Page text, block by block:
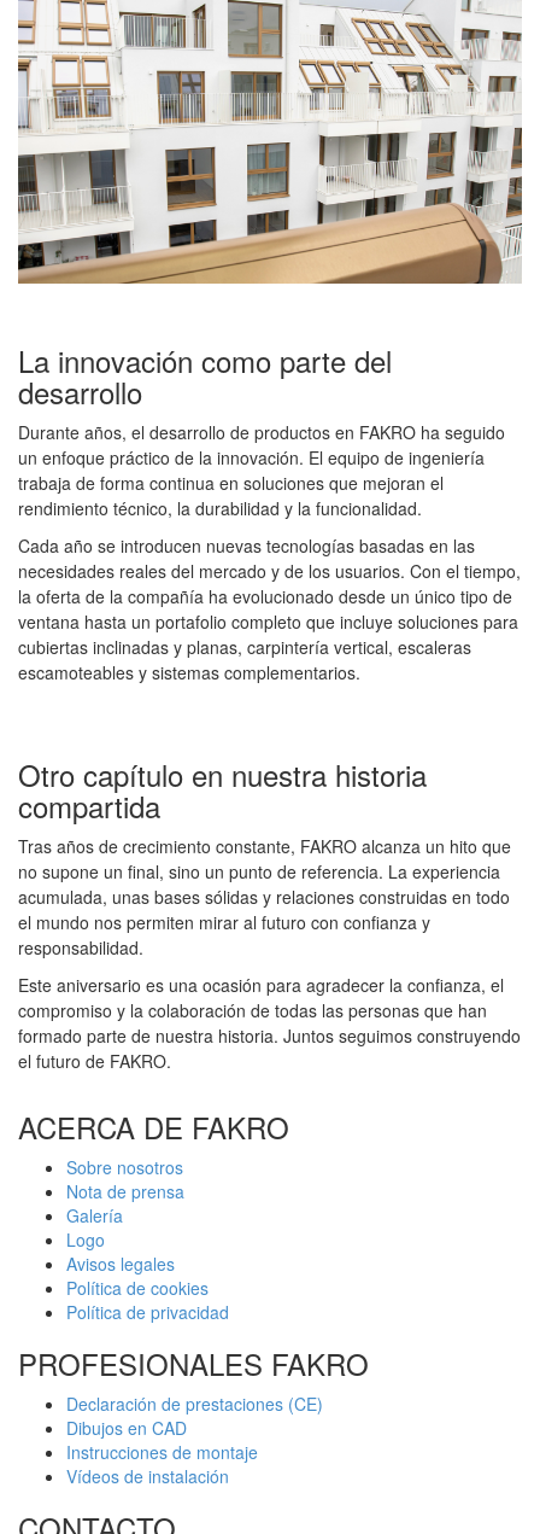
La innovación como parte del
desarrollo
Durante años, el desarrollo de productos en FAKRO ha seguido
un enfoque práctico de la innovación. El equipo de ingeniería
trabaja de forma continua en soluciones que mejoran el
rendimiento técnico, la durabilidad y la funcionalidad.
Cada año se introducen nuevas tecnologías basadas en las
necesidades reales del mercado y de los usuarios. Con el tiempo,
la oferta de la compañía ha evolucionado desde un único tipo de
ventana hasta un portafolio completo que incluye soluciones para
cubiertas inclinadas y planas, carpintería vertical, escaleras
escamoteables y sistemas complementarios.
Otro capítulo en nuestra historia
compartida
Tras años de crecimiento constante, FAKRO alcanza un hito que
no supone un final, sino un punto de referencia. La experiencia
acumulada, unas bases sólidas y relaciones construidas en todo
el mundo nos permiten mirar al futuro con confianza y
responsabilidad.
Este aniversario es una ocasión para agradecer la confianza, el
compromiso y la colaboración de todas las personas que han
formado parte de nuestra historia. Juntos seguimos construyendo
el futuro de FAKRO.
ACERCA DE FAKRO
Sobre nosotros
Nota de prensa
Galería
Logo
Avisos legales
Política de cookies
Política de privacidad
PROFESIONALES FAKRO
Declaración de prestaciones (CE)
Dibujos en CAD
Instrucciones de montaje
Vídeos de instalación